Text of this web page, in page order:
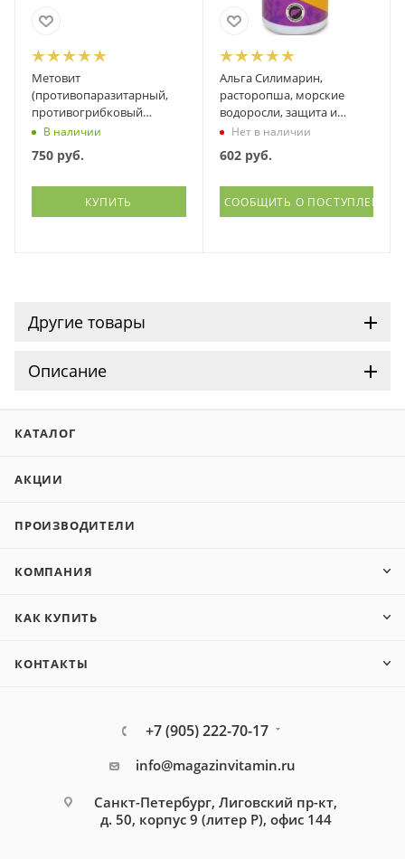
Метовит
(противопаразитарный,
противогрибковый
препарат), Оптисалт, 60
В наличии
750 руб.
КУПИТЬ
Альга Силимарин,
расторопша, морские
водоросли, защита и
восстановление печени,
Литораль, 90 капсул
Нет в наличии
602руб.
СООБЩИТЬ О ПОСТУПЛЕНИИ
Другие товары
Описание
КАТАЛОГ
АКЦИИ
ПРОИЗВОДИТЕЛИ
КОМПАНИЯ
КАК КУПИТЬ
КОНТАКТЫ
+7 (905) 222-70-17
info@magazinvitamin.ru
Санкт-Петербург, Лиговский пр-кт,
д. 50, корпус 9 (литер Р), офис 144